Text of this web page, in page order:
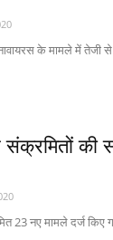
के मामले में तेजी
संक्रमितों की
23 नए मामले दर्ज किए